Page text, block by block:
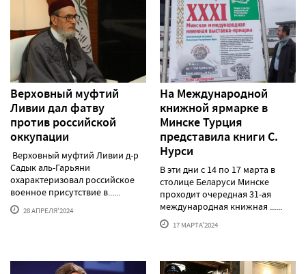
Верховный муфтий
Ливии дал фатву
против российской
оккупации
Верховный муфтий Ливии д-р
Садык аль-Гарьяни
охарактеризовал российское
военное присутствие в......
28 АПРЕЛЯ'2024
На Международной
книжной ярмарке в
Минске Турция
представила книги С.
Нурси
В эти дни с 14 по 17 марта в
столице Беларуси Минске
проходит очередная 31-ая
международная книжная ......
17 МАРТА'2024